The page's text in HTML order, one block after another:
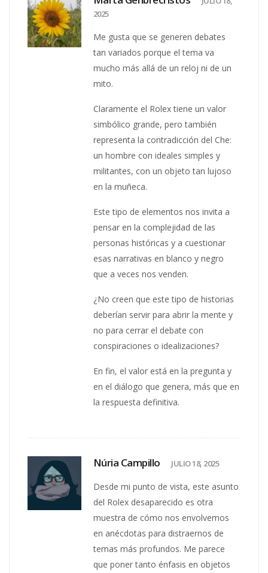
2025
Me gusta que se generen debates
tan variados porque el tema va
mucho más allá de un reloj ni de un
mito.
Claramente el Rolex tiene un valor
simbólico grande, pero también
representa la contradicción del Che:
un hombre con ideales simples y
militantes, con un objeto tan lujoso
en la muñeca.
Este tipo de elementos nos invita a
pensar en la complejidad de las
personas históricas y a cuestionar
esas narrativas en blanco y negro
que a veces nos venden.
¿No creen que este tipo de historias
deberían servir para abrir la mente y
no para cerrar el debate con
conspiraciones o idealizaciones?
En fin, el valor está en la pregunta y
en el diálogo que genera, más que en
la respuesta definitiva.
Núria Campillo JULIO 18, 2025
Desde mi punto de vista, este asunto
del Rolex desaparecido es otra
muestra de cómo nos envolvemos
en anécdotas para distraernos de
temas más profundos. Me parece
que poner tanto énfasis en objetos